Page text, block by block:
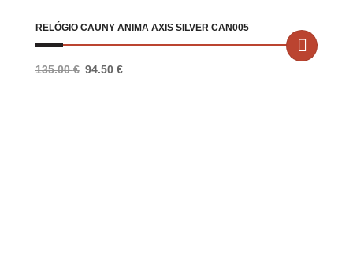
RELÓGIO CAUNY ANIMA AXIS SILVER CAN005
135.00€ O
94.50 €